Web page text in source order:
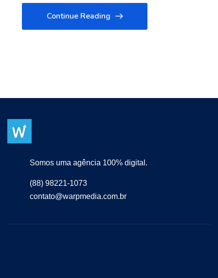
Continue Reading
Somos uma agência 100% digital.
(88) 98221-1073
contato@warpmedia.com.br